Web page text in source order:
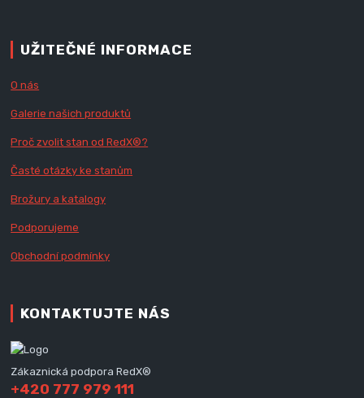
UŽITEČNÉ INFORMACE
O nás
Galerie našich produktů
Proč zvolit stan od RedX®?
Časté otázky ke stanům
Brožury a katalogy
Podporujeme
Obchodní podmínky
KONTAKTUJTE NÁS
Zákaznická podpora RedX®
+420 777 979 111